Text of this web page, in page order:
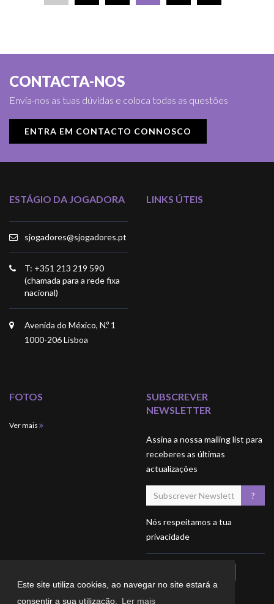
Este site utiliza cookies, ao navegar no site estará a
consentir a sua utilização.
Ler mais
CONTACTA-NOS
Envia-nos as tuas dúvidas e coloca todas as questões
ENTRA EM CONTACTO CONNOSCO
ESTÁGIO DA JOGADORA
sjogadores@sjogadores.pt
T: +351 213 219 590
(chamada para a rede fixa
nacional)
Avenida do México, N.º 1
1000-206 Lisboa
LINKS ÚTEIS
FOTOS
Ver mais
SUBSCREVER
NEWSLETTER
Assina a nossa mailing list para
receberes as últimas
actualizações
Nós respeitamos a tua
privacidade